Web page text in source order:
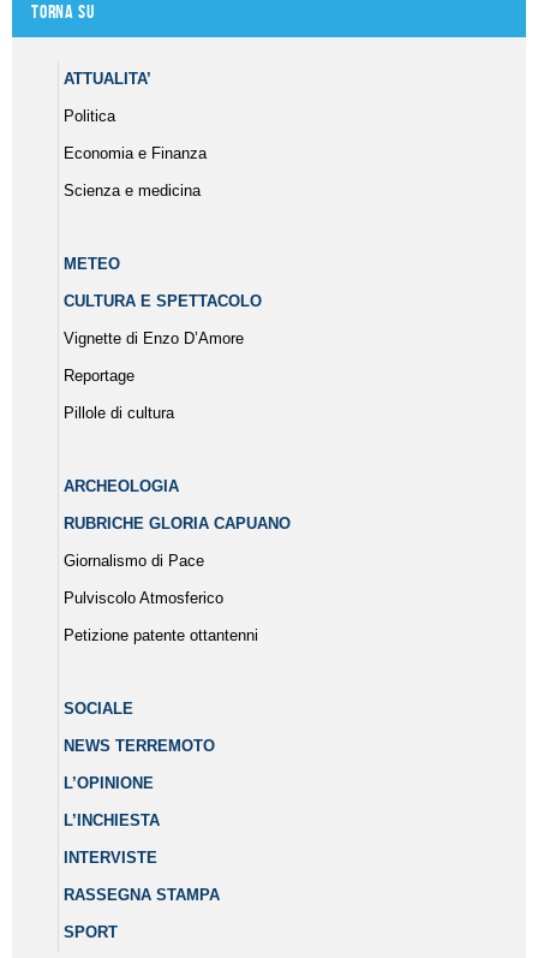
Torna su
ATTUALITA’
Politica
Economia e Finanza
Scienza e medicina
METEO
CULTURA E SPETTACOLO
Vignette di Enzo D’Amore
Reportage
Pillole di cultura
ARCHEOLOGIA
RUBRICHE GLORIA CAPUANO
Giornalismo di Pace
Pulviscolo Atmosferico
Petizione patente ottantenni
SOCIALE
NEWS TERREMOTO
L’OPINIONE
L’INCHIESTA
INTERVISTE
RASSEGNA STAMPA
SPORT